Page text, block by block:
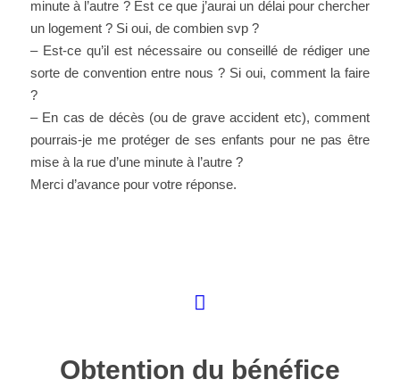
minute à l’autre ? Est ce que j’aurai un délai pour chercher
un logement ? Si oui, de combien svp ?
– Est-ce qu’il est nécessaire ou conseillé de rédiger une
sorte de convention entre nous ? Si oui, comment la faire
?
– En cas de décès (ou de grave accident etc), comment
pourrais-je me protéger de ses enfants pour ne pas être
mise à la rue d’une minute à l’autre ?
Merci d’avance pour votre réponse.
Obtention du bénéfice